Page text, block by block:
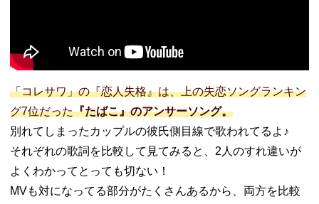
「コレサワ」の『恋人失格』は、上の失恋ソングランキン
グ7位だった『たばこ』のアンサーソング。
別れてしまったカップルの彼氏側目線で歌われてるよ♪
それぞれの歌詞を比較して見てみると、2人のすれ違いが
よくわかってとっても切ない！
MVも対になってる部分がたくさんあるから、両方を比較